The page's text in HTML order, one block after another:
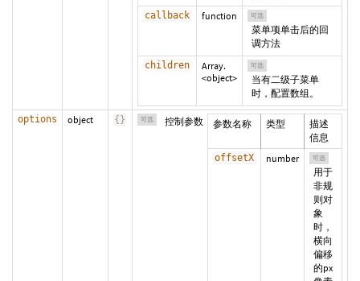
callback function 可选
菜单项单击后的回
调方法
children
Array.
<object>
可选
当有二级子菜单
时，配置数组。
options object { } 可选 控制参数 参数名称 类型
描述
信息
offsetX number 可选
用于
非规
则对
象
时，
横向
偏移
的px